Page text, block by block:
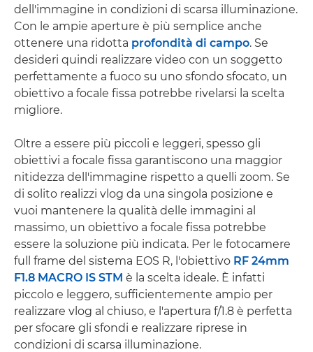
dell'immagine in condizioni di scarsa illuminazione.
Con le ampie aperture è più semplice anche
ottenere una ridotta profondità di campo. Se
desideri quindi realizzare video con un soggetto
perfettamente a fuoco su uno sfondo sfocato, un
obiettivo a focale fissa potrebbe rivelarsi la scelta
migliore.
Oltre a essere più piccoli e leggeri, spesso gli
obiettivi a focale fissa garantiscono una maggior
nitidezza dell'immagine rispetto a quelli zoom. Se
di solito realizzi vlog da una singola posizione e
vuoi mantenere la qualità delle immagini al
massimo, un obiettivo a focale fissa potrebbe
essere la soluzione più indicata. Per le fotocamere
full frame del sistema EOS R, l'obiettivo RF 24mm
F1.8 MACRO IS STM è la scelta ideale. È infatti
piccolo e leggero, sufficientemente ampio per
realizzare vlog al chiuso, e l'apertura f/1.8 è perfetta
per sfocare gli sfondi e realizzare riprese in
condizioni di scarsa illuminazione.